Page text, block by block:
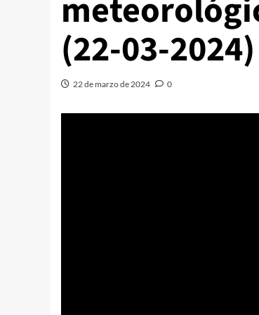
(22-03-2024)
22 de marzo de 2024 0